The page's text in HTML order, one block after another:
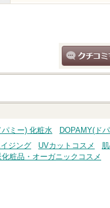
クチ
パミー) 化粧水
DOPAMY(ド
ジング UVカットコスメ
化粧品・オーガニックコスメ